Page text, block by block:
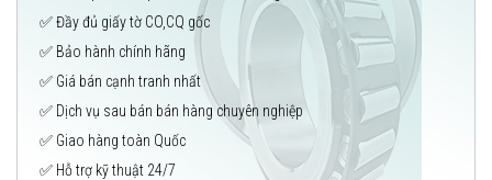
✅ Đầy đủ giấy tờ CO,CQ gốc
✅ Bảo hành chính hãng
✅ Giá bán cạnh tranh nhất
✅ Dịch vụ sau bán bán hàng chuyên nghiệp
✅ Giao hàng toàn Quốc
✅ Hỗ trợ kỹ thuật 24/7